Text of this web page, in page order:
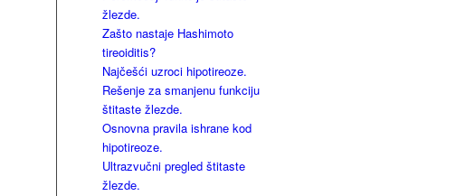
žlezde.
Zašto nastaje Hashimoto
tireoiditis?
Najčešći uzroci hipotireoze.
Rešenje za smanjenu funkciju
štitaste žlezde.
Osnovna pravila ishrane kod
hipotireoze.
Ultrazvučni pregled štitaste
žlezde.